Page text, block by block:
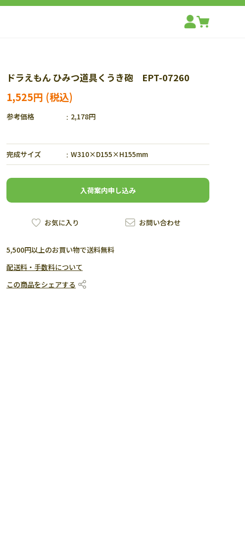
ドラえもん ひみつ道具くうき砲 EPT-07260
1,525円
参考価格 2,178円
完成サイズ W310×D155×H155mm
入荷案内申し込み
お問い合わせ
お気に入り
5,500円以上のお買い物で送料無料
配送料・手数料について
この商品をシェアする